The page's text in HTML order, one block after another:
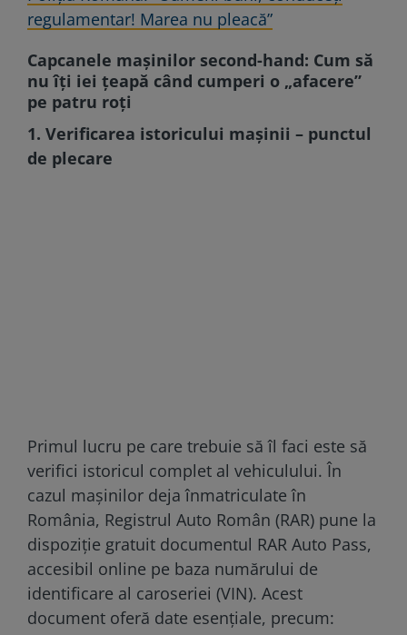
regulamentar! Marea nu pleacă”
Capcanele mașinilor second-hand: Cum să
nu îți iei țeapă când cumperi o „afacere”
pe patru roți
1. Verificarea istoricului mașinii – punctul
de plecare
Primul lucru pe care trebuie să îl faci este să
verifici istoricul complet al vehiculului. În
cazul mașinilor deja înmatriculate în
România, Registrul Auto Român (RAR) pune la
dispoziție gratuit documentul RAR Auto Pass,
accesibil online pe baza numărului de
identificare al caroseriei (VIN). Acest
document oferă date esențiale, precum: